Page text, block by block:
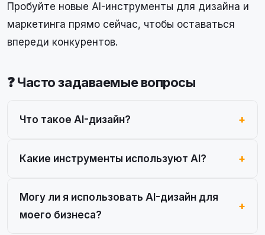
Пробуйте новые AI-инструменты для дизайна и
маркетинга прямо сейчас, чтобы оставаться
впереди конкурентов.
❓ Часто задаваемые вопросы
Что такое AI-дизайн?
Какие инструменты используют AI?
Могу ли я использовать AI-дизайн для
моего бизнеса?